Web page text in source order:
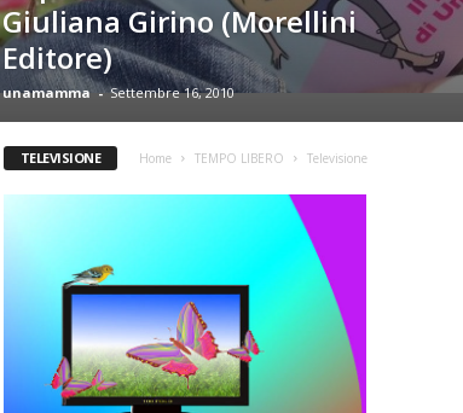
Giuliana Girino (Morellini
Editore)
unamamma - Settembre 16, 2010
TELEVISIONE Home TEMPO LIBERO Televisione